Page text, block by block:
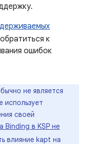
к
ошибок
не является
использует
своей
Binding в KSP не
влияние kapt на